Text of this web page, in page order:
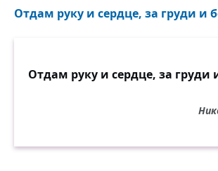
Отдам руку и сердце, за груди и
Отдам руку и сердце, за груди